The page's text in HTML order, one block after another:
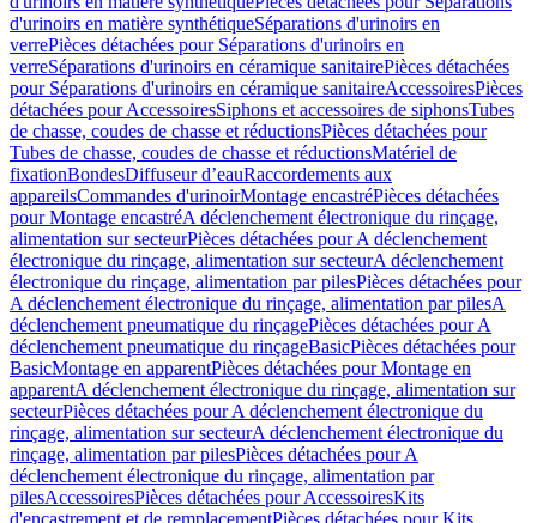
d'urinoirs en matière synthétiqueSéparations d'urinoirs en
verrePièces détachées pour Séparations d'urinoirs en
verreSéparations d'urinoirs en céramique sanitairePièces détachées
pour Séparations d'urinoirs en céramique sanitaireAccessoiresPièces
détachées pour AccessoiresSiphons et accessoires de siphonsTubes
de chasse, coudes de chasse et réductionsPièces détachées pour
Tubes de chasse, coudes de chasse et réductionsMatériel de
fixationBondesDiffuseur d’eauRaccordements aux
appareilsCommandes d'urinoirMontage encastréPièces détachées
pour Montage encastréA déclenchement électronique du rinçage,
alimentation sur secteurPièces détachées pour A déclenchement
électronique du rinçage, alimentation sur secteurA déclenchement
électronique du rinçage, alimentation par pilesPièces détachées pour
A déclenchement électronique du rinçage, alimentation par pilesA
déclenchement pneumatique du rinçagePièces détachées pour A
déclenchement pneumatique du rinçageBasicPièces détachées pour
BasicMontage en apparentPièces détachées pour Montage en
apparentA déclenchement électronique du rinçage, alimentation sur
secteurPièces détachées pour A déclenchement électronique du
rinçage, alimentation sur secteurA déclenchement électronique du
rinçage, alimentation par pilesPièces détachées pour A
déclenchement électronique du rinçage, alimentation par
pilesAccessoiresPièces détachées pour AccessoiresKits
d'encastrement et de remplacementPièces détachées pour Kits